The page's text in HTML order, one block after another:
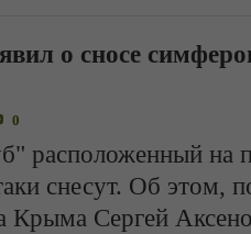
о сносе
0
расположенный
снесут. Об
Крыма Сергей